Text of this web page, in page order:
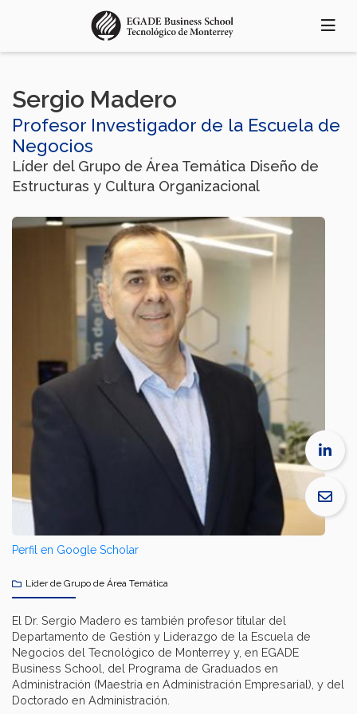
principal
Sergio Madero
Profesor Investigador de la Escuela de
Negocios
Líder del Grupo de Área Temática Diseño de
Estructuras y Cultura Organizacional
Perfil en Google Scholar
Líder de Grupo de Área Temática
El Dr. Sergio Madero es también profesor titular del
Departamento de Gestión y Liderazgo de la Escuela de
Negocios del Tecnológico de Monterrey y, en EGADE
Business School, del Programa de Graduados en
Administración (Maestría en Administración Empresarial), y del
Doctorado en Administración.